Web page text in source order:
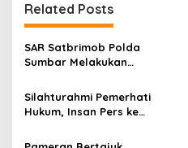
a
s
i
o
Related Posts
SAR Satbrimob Polda
Sumbar Melakukan
Padang
Silahturahmi Pemerhati
Hukum, Insan Pers ke
Djati Wiyoto: Semua Sama